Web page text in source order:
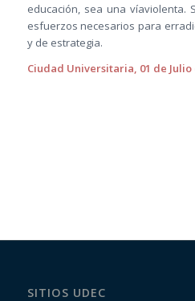
educación, sea una víaviolenta.
esfuerzos necesarios para
y de estrategia.
Ciudad Universitaria, 01 de Julio
SITIOS UDEC